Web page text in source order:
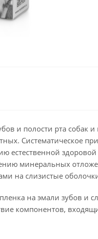
и полости рта собак
Систематическое
естественной
минеральных
на слизистые
на эмали зубов и
компонентов,